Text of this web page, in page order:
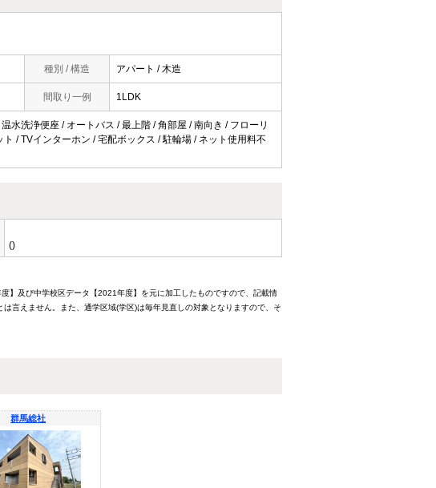
種別 / 構造 アパート / 木造
間取り一例 1LDK
水洗浄便座 / オートバス / 最上階 / 角部屋 / 南向き / フローリ
/ TVインターホン / 宅配ボックス / 駐輪場 / ネット使用料不
()
】及び中学校区データ【2021年度】を元に加工したものですので、記載情
言えません。また、通学区域(学区)は毎年見直しの対象となりますので、そ
群馬総社